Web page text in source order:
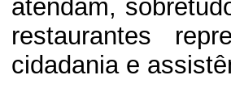
atendam,
restaurantes
cidadania e